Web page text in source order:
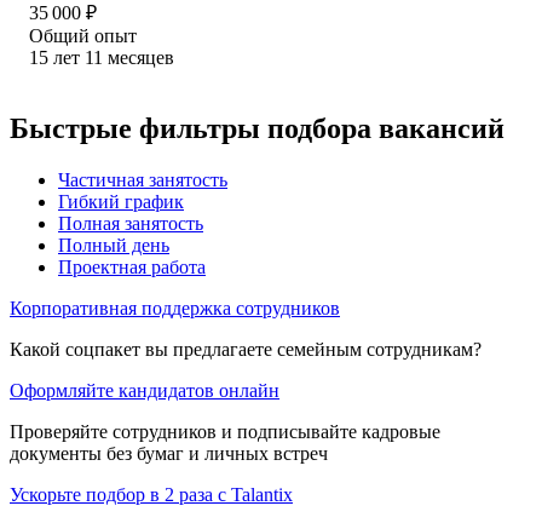
35 000 ₽
Общий опыт
15 лет 11 месяцев
Быстрые фильтры подбора вакансий
Частичная занятость
Гибкий график
Полная занятость
Полный день
Проектная работа
Корпоративная поддержка сотрудников
Какой соцпакет вы предлагаете семейным сотрудникам?
Оформляйте кандидатов онлайн
Проверяйте сотрудников и подписывайте кадровые
документы без бумаг и личных встреч
Ускорьте подбор в 2 раза с Talantix